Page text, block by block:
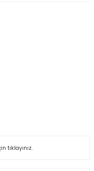
tıklayınız.